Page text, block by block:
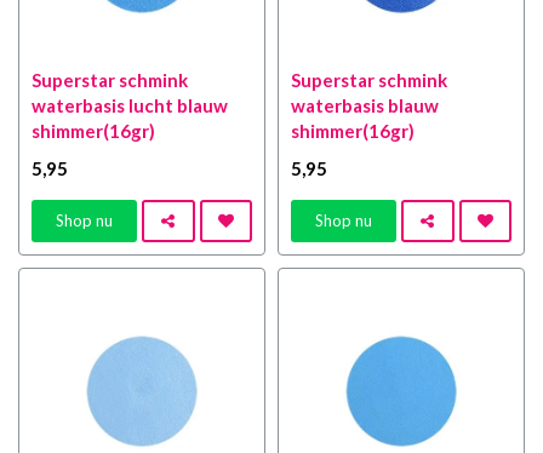
Superstar schmink
waterbasis lucht blauw
shimmer(16gr)
5,95
Shop nu
Superstar schmink
waterbasis blauw
shimmer(16gr)
5,95
Shop nu